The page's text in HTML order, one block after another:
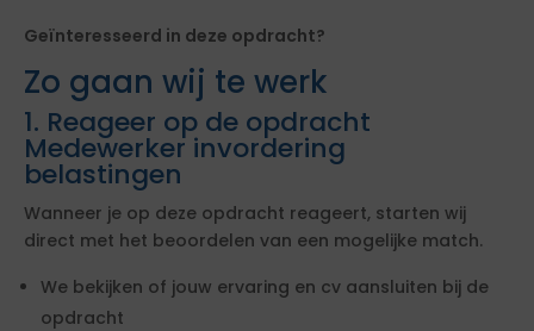
Geïnteresseerd in deze opdracht?
Zo gaan wij te werk
1. Reageer op de opdracht
Medewerker invordering
belastingen
Wanneer je op deze opdracht reageert, starten wij
direct met het beoordelen van een mogelijke match.
We bekijken of jouw ervaring en cv aansluiten bij de
opdracht